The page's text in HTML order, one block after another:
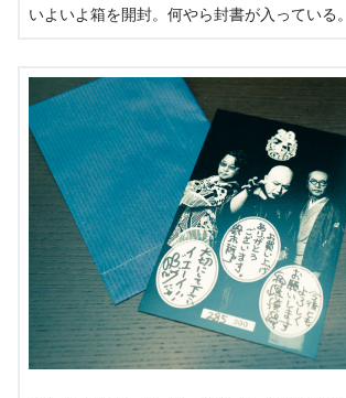
いよいよ箱を開封。何やら封書が入っている。